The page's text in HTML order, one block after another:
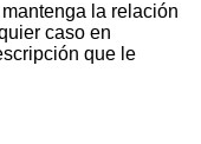
la relación
caso en
que le